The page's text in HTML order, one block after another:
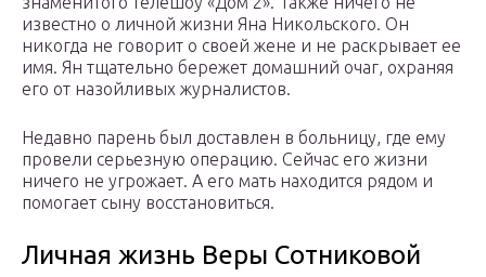
известно о личной жизни Яна Никольского. Он
никогда не говорит о своей жене и не раскрывает ее
имя. Ян тщательно бережет домашний очаг, охраняя
его от назойливых журналистов.
Недавно парень был доставлен в больницу, где ему
провели серьезную операцию. Сейчас его жизни
ничего не угрожает. А его мать находится рядом и
помогает сыну восстановиться.
Личная жизнь Веры Сотниковой